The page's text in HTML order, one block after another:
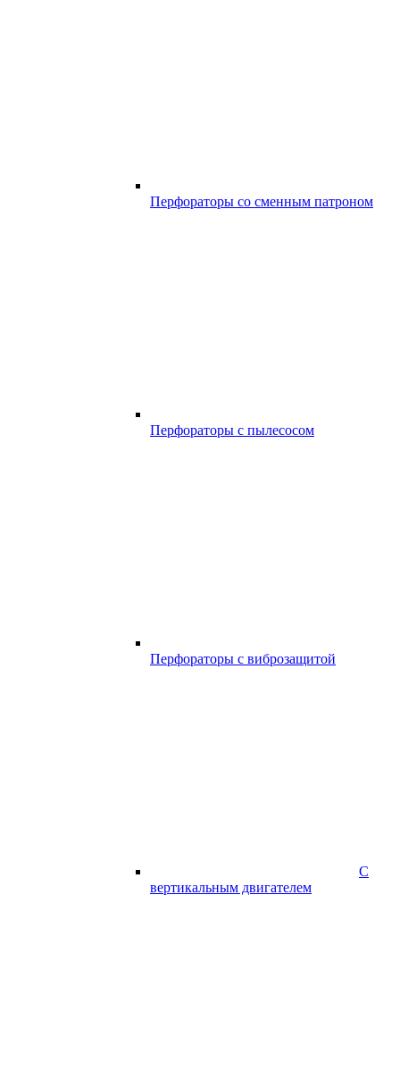
Перфораторы со сменным патроном
Перфораторы с пылесосом
Перфораторы с виброзащитой
С
вертикальным двигателем